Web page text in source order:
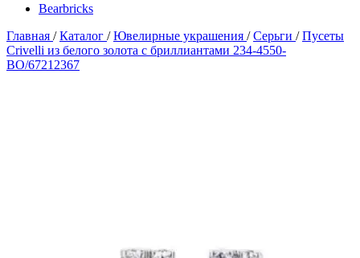
Bearbricks
Главная /Каталог /Ювелирные украшения /Серьги /Пусеты
Crivelli из белого золота с бриллиантами 234-4550-
BO/67212367